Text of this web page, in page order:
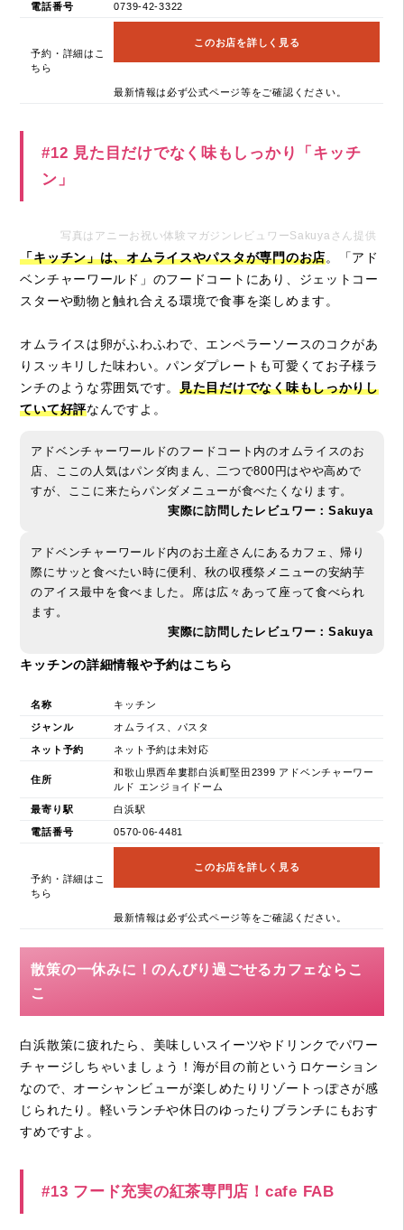
電話番号 0739-42-3322
予約・詳細はこ
ちら
このお店を詳しく見る
最新情報は必ず公式ページ等をご確認ください。
#12 見た目だけでなく味もしっかり「キッチ
ン」
写真はアニーお祝い体験マガジンレビュワーSakuyaさん提供
「キッチン」は、オムライスやパスタが専門のお店。「アド
ベンチャーワールド」のフードコートにあり、ジェットコー
スターや動物と触れ合える環境で食事を楽しめます。
オムライスは卵がふわふわで、エンペラーソースのコクがあ
りスッキリした味わい。パンダプレートも可愛くてお子様ラ
ンチのような雰囲気です。見た目だけでなく味もしっかりし
ていて好評なんですよ。
アドベンチャーワールドのフードコート内のオムライスのお
店、ここの人気はパンダ肉まん、二つで800円はやや高めで
すが、ここに来たらパンダメニューが食べたくなります。
実際に訪問したレビュワー：Sakuya
アドベンチャーワールド内のお土産さんにあるカフェ、帰り
際にサッと食べたい時に便利、秋の収穫祭メニューの安納芋
のアイス最中を食べました。席は広々あって座って食べられ
ます。
実際に訪問したレビュワー：Sakuya
キッチンの詳細情報や予約はこちら
名称 キッチン
ジャンル オムライス、パスタ
ネット予約 ネット予約は未対応
住所
和歌山県西牟婁郡白浜町堅田2399 アドベンチャーワー
ルド エンジョイドーム
最寄り駅 白浜駅
電話番号 0570-06-4481
予約・詳細はこ
ちら
このお店を詳しく見る
最新情報は必ず公式ページ等をご確認ください。
散策の一休みに！のんびり過ごせるカフェならこ
こ
白浜散策に疲れたら、美味しいスイーツやドリンクでパワー
チャージしちゃいましょう！海が目の前というロケーション
なので、オーシャンビューが楽しめたりリゾートっぽさが感
じられたり。軽いランチや休日のゆったりブランチにもおす
すめですよ。
#13 フード充実の紅茶専門店！cafe FAB